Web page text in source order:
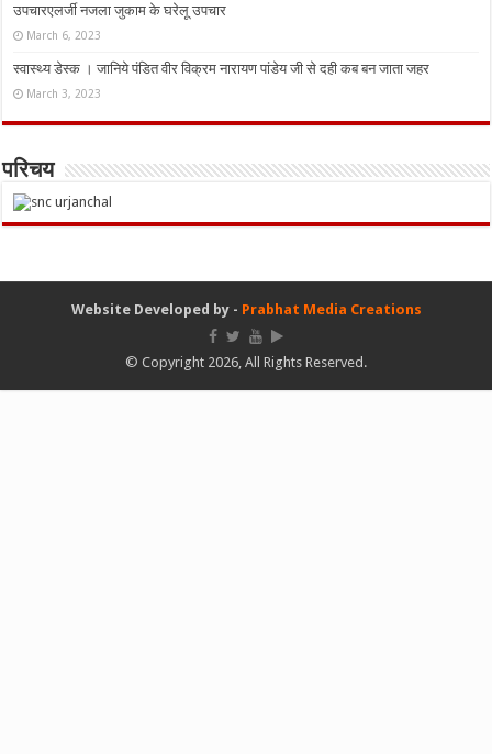
उपचारएलर्जी नजला जुकाम के घरेलू उपचार
March 6, 2023
स्वास्थ्य डेस्क । जानिये पंडित वीर विक्रम नारायण पांडेय जी से दही कब बन जाता जहर
March 3, 2023
परिचय
Website Developed by - Prabhat Media Creations
© Copyright 2026, All Rights Reserved.